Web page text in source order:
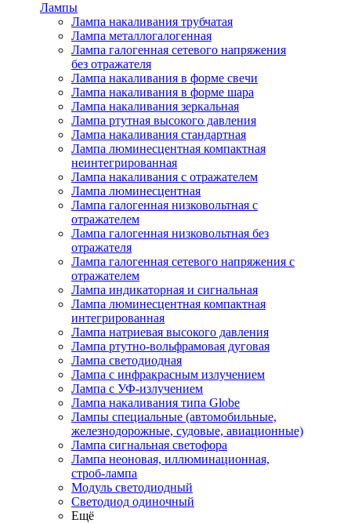
Лампы
Лампа накаливания трубчатая
Лампа металлогалогенная
Лампа галогенная сетевого напряжения
без отражателя
Лампа накаливания в форме свечи
Лампа накаливания в форме шара
Лампа накаливания зеркальная
Лампа ртутная высокого давления
Лампа накаливания стандартная
Лампа люминесцентная компактная
неинтегрированная
Лампа накаливания с отражателем
Лампа люминесцентная
Лампа галогенная низковольтная с
отражателем
Лампа галогенная низковольтная без
отражателя
Лампа галогенная сетевого напряжения с
отражателем
Лампа индикаторная и сигнальная
Лампа люминесцентная компактная
интегрированная
Лампа натриевая высокого давления
Лампа ртутно-вольфрамовая дуговая
Лампа светодиодная
Лампа с инфракрасным излучением
Лампа с УФ-излучением
Лампа накаливания типа Globe
Лампы специальные (автомобильные,
железнодорожные, судовые, авиационные)
Лампа сигнальная светофора
Лампа неоновая, иллюминационная,
строб-лампа
Модуль светодиодный
Светодиод одиночный
Ещё